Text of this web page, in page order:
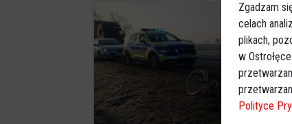
Zgadzam
celach
plikach,
w
Polityce